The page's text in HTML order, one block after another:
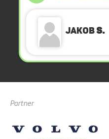
JakobS.
Partner